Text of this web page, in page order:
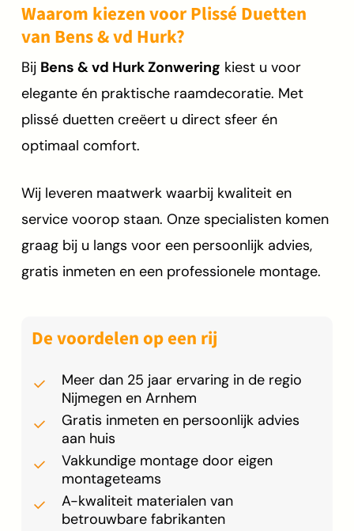
Waarom kiezen voor Plissé Duetten
van Bens & vd Hurk?
Bij Bens & vd Hurk Zonwering kiest u voor
elegante én praktische raamdecoratie. Met
plissé duetten creëert u direct sfeer én
optimaal comfort.
Wij leveren maatwerk waarbij kwaliteit en
service voorop staan. Onze specialisten komen
graag bij u langs voor een persoonlijk advies,
gratis inmeten en een professionele montage.
De voordelen op een rij
Meer dan 25 jaar ervaring in de regio
Nijmegen en Arnhem
Gratis inmeten en persoonlijk advies
aan huis
Vakkundige montage door eigen
montageteams
A-kwaliteit materialen van
betrouwbare fabrikanten